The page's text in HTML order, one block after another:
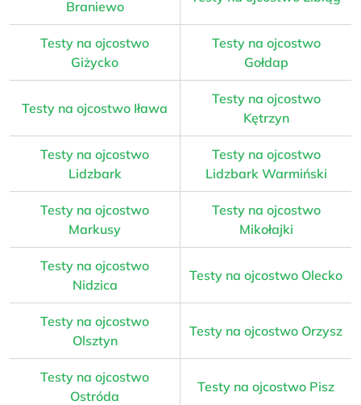
Braniewo
Testy na ojcostwo
Giżycko
Testy na ojcostwo
Gołdap
Testy na ojcostwo Iława
Testy na ojcostwo
Kętrzyn
Testy na ojcostwo
Lidzbark
Testy na ojcostwo
Lidzbark Warmiński
Testy na ojcostwo
Markusy
Testy na ojcostwo
Mikołajki
Testy na ojcostwo
Nidzica
Testy na ojcostwo Olecko
Testy na ojcostwo
Olsztyn
Testy na ojcostwo Orzysz
Testy na ojcostwo
Ostróda
Testy na ojcostwo Pisz